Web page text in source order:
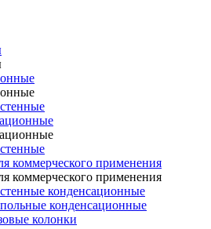
коммерческого применения
коммерческого применения
конденсационные
конденсационные
колонки